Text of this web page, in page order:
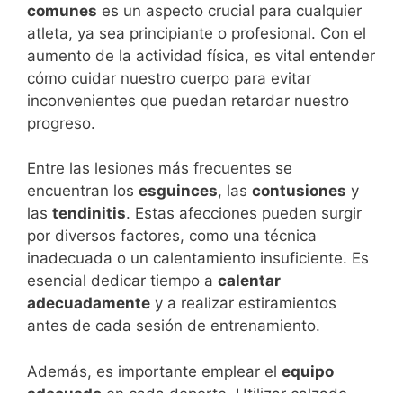
comunes es un aspecto crucial para cualquier
atleta, ya sea principiante o profesional. Con el
aumento de la actividad física, es vital entender
cómo cuidar nuestro cuerpo para evitar
inconvenientes que puedan retardar nuestro
progreso.
Entre las lesiones más frecuentes se
encuentran los esguinces, las contusiones y
las tendinitis. Estas afecciones pueden surgir
por diversos factores, como una técnica
inadecuada o un calentamiento insuficiente. Es
esencial dedicar tiempo a calentar
adecuadamente y a realizar estiramientos
antes de cada sesión de entrenamiento.
Además, es importante emplear el equipo